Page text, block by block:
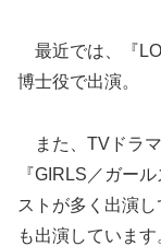
最近では、『
博士役で出演。
また、TVドラ
『GIRLS／ガー
ストが多く出演
も出演しています